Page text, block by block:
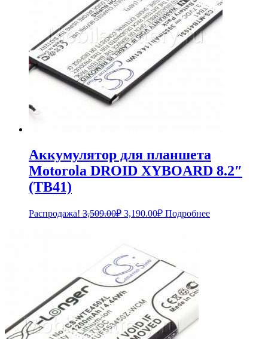
Аккумулятор для планшета
Motorola DROID XYBOARD 8.2″
(TB41)
Распродажа! 3,509.00₽ Первоначальная
3,190.00₽Текущая
Подробнее